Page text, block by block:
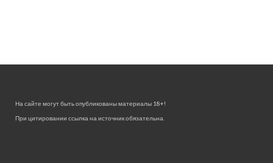
На сайте могут быть опубликованы материалы 18+!
При цитировании ссылка на источник обязательна.